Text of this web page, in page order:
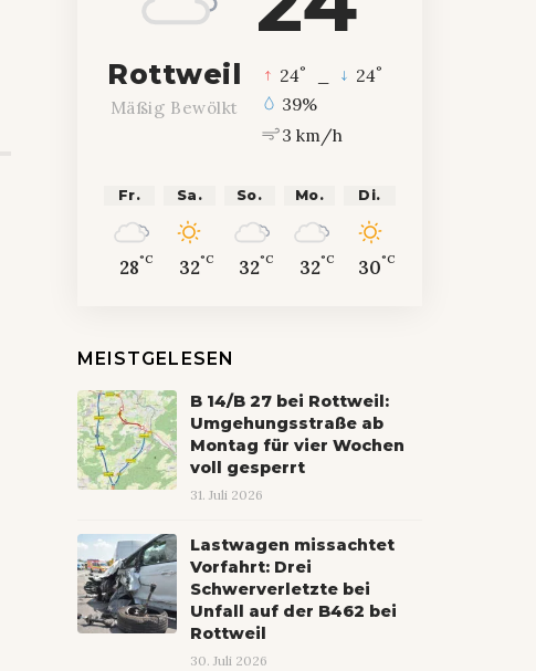
Rottweil
Mäßig Bewölkt
24° 24°
39%
3 km/h
Fr.
28°C
Sa.
32°C
So.
32°C
Mo.
32°C
Di.
30°C
MEISTGELESEN
B 14/B 27 bei Rottweil:
Umgehungsstraße ab
Montag für vier Wochen
voll gesperrt
31. Juli 2026
Lastwagen missachtet
Vorfahrt: Drei
Schwerverletzte bei
Unfall auf der B462 bei
Rottweil
30. Juli 2026